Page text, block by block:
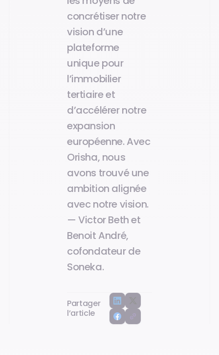
concrétiser notre
vision d’une
plateforme
unique pour
l’immobilier
tertiaire et
d’accélérer notre
expansion
européenne. Avec
Orisha, nous
avons trouvé une
ambition alignée
avec notre vision.
— Victor Beth et
Benoit André,
cofondateur de
Soneka.
Partager
l’article